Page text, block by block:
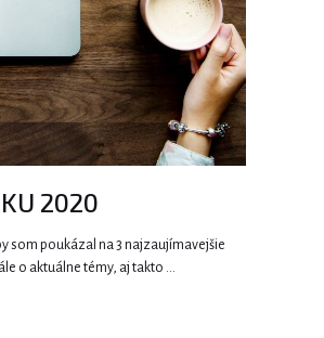
2020
som poukázal na 3 najzaujímavejšie
o aktuálne témy, aj takto …